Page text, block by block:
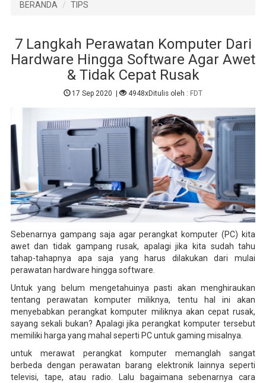
BERANDA TIPS
7 Langkah Perawatan Komputer Dari
Hardware Hingga Software Agar Awet
& Tidak Cepat Rusak
17 Sep 2020 | 4948xDitulis oleh : FDT
Sebenarnya gampang saja agar perangkat komputer (PC) kita
awet dan tidak gampang rusak, apalagi jika kita sudah tahu
tahap-tahapnya apa saja yang harus dilakukan dari mulai
perawatan hardware hingga software.
Untuk yang belum mengetahuinya pasti akan menghiraukan
tentang perawatan komputer miliknya, tentu hal ini akan
menyebabkan perangkat komputer miliknya akan cepat rusak,
sayang sekali bukan? Apalagi jika perangkat komputer tersebut
memiliki harga yang mahal seperti PC untuk gaming misalnya.
untuk merawat perangkat komputer memanglah sangat
berbeda dengan perawatan barang elektronik lainnya seperti
televisi, tape, atau radio. Lalu bagaimana sebenarnya cara